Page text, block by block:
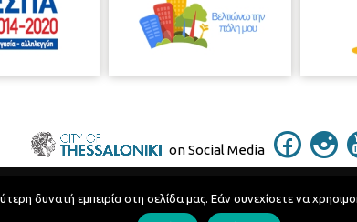
on Social Media
Telephone Catalog
δυνατή εμπειρία στη σελίδα μας. Εάν συνεχίσετε να